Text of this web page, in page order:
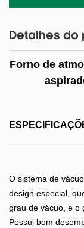
Detalhes do
Forno de
O sistema de
design especial,
grau de vácuo, e o
Possui bom